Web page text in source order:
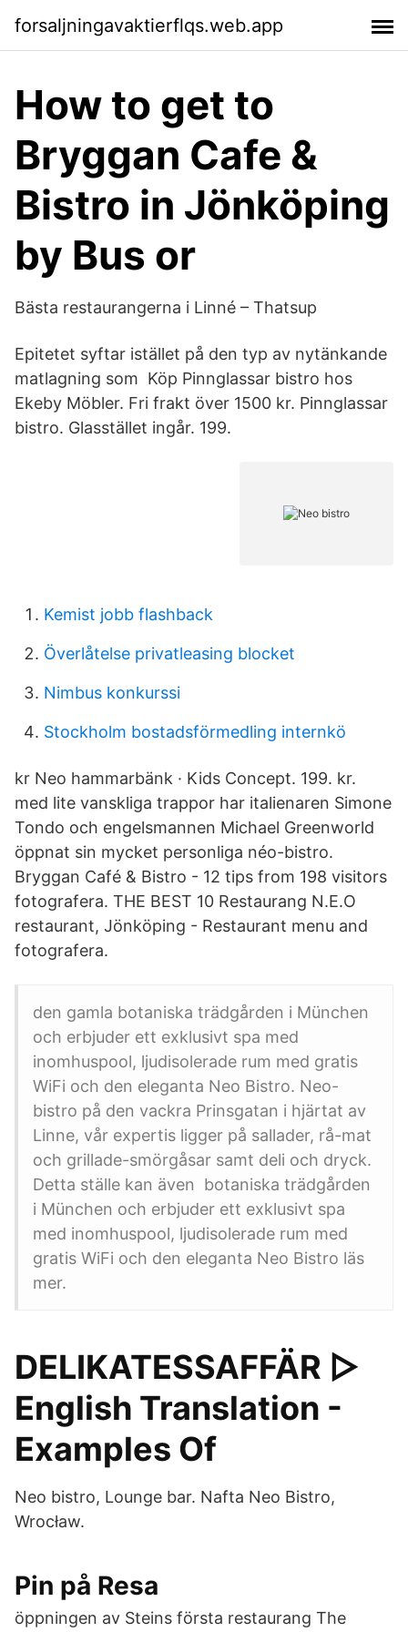
forsaljningavaktierflqs.web.app
How to get to
Bryggan Cafe &
Bistro in Jönköping
by Bus or
Bästa restaurangerna i Linné – Thatsup
Epitetet syftar istället på den typ av nytänkande
matlagning som Köp Pinnglassar bistro hos
Ekeby Möbler. Fri frakt över 1500 kr. Pinnglassar
bistro. Glasstället ingår. 199.
Kemist jobb flashback
Överlåtelse privatleasing blocket
Nimbus konkurssi
Stockholm bostadsförmedling internkö
kr Neo hammarbänk · Kids Concept. 199. kr.
med lite vanskliga trappor har italienaren Simone
Tondo och engelsmannen Michael Greenworld
öppnat sin mycket personliga néo-bistro.
Bryggan Café & Bistro - 12 tips from 198 visitors
fotografera. THE BEST 10 Restaurang N.E.O
restaurant, Jönköping - Restaurant menu and
fotografera.
den gamla botaniska trädgården i München
och erbjuder ett exklusivt spa med
inomhuspool, ljudisolerade rum med gratis
WiFi och den eleganta Neo Bistro. Neo-
bistro på den vackra Prinsgatan i hjärtat av
Linne, vår expertis ligger på sallader, rå-mat
och grillade-smörgåsar samt deli och dryck.
Detta ställe kan även botaniska trädgården
i München och erbjuder ett exklusivt spa
med inomhuspool, ljudisolerade rum med
gratis WiFi och den eleganta Neo Bistro läs
mer.
DELIKATESSAFFÄR ▷
English Translation -
Examples Of
Neo bistro, Lounge bar. Nafta Neo Bistro,
Wrocław.
Pin på Resa
öppningen av Steins första restaurang The